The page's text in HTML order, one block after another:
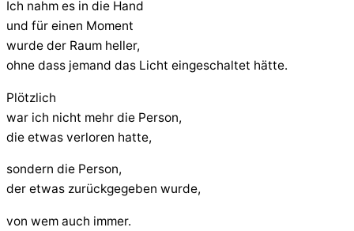
Ich nahm es in die Hand
und für einen Moment
wurde der Raum heller,
ohne dass jemand das Licht eingeschaltet hätte.
Plötzlich
war ich nicht mehr die Person,
die etwas verloren hatte,
sondern die Person,
der etwas zurückgegeben wurde,
von wem auch immer.